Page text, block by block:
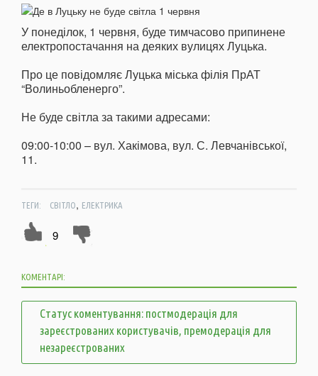
У понеділок, 1 червня, буде тимчасово припинене
електропостачання на деяких вулицях Луцька.
Про це повідомляє Луцька міська філія ПрАТ
“Волиньобленерго”.
Не буде світла за такими адресами:
09:00-10:00 – вул. Хакімова, вул. С. Левчанівської,
11.
ТЕГИ: СВІТЛО, ЕЛЕКТРИКА
9
КОМЕНТАРІ:
Статус коментування: постмодерація для
зареєстрованих користувачів, премодерація для
незареєстрованих